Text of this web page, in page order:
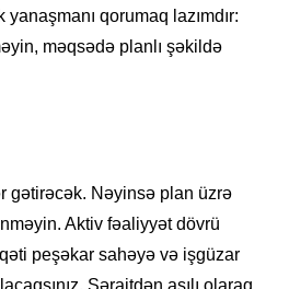
qorumaq lazımdır:
məqsədə planlı şəkildə
gətirəcək. Nəyinsə plan üzrə
Aktiv fəaliyyət dövrü
peşəkar sahəyə və işgüzar